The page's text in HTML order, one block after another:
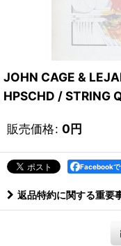
JOHN CAGE &
HPSCHD / STRING
販売価格: 0円
Facebookで
返品特約に関する重要